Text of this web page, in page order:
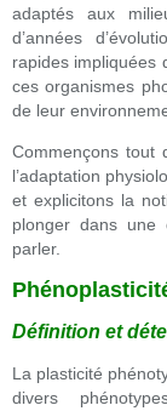
adaptés aux
d’années
rapides impliquées
ces organismes
de leur
Commençons tout
l’adaptation
et explicitons la
plonger dans une
parler.
Définition et
La plasticité
divers